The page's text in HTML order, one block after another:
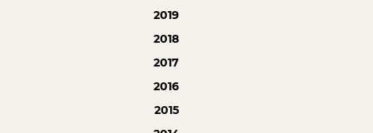
2019
2018
2017
2016
2015